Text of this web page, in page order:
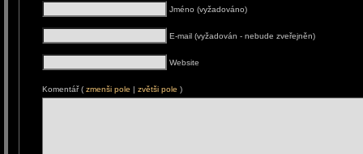
Jméno (vyžadováno)
E-mail (vyžadován - nebude zveřejněn)
Website
Komentář ( zmenši pole | zvětši pole )